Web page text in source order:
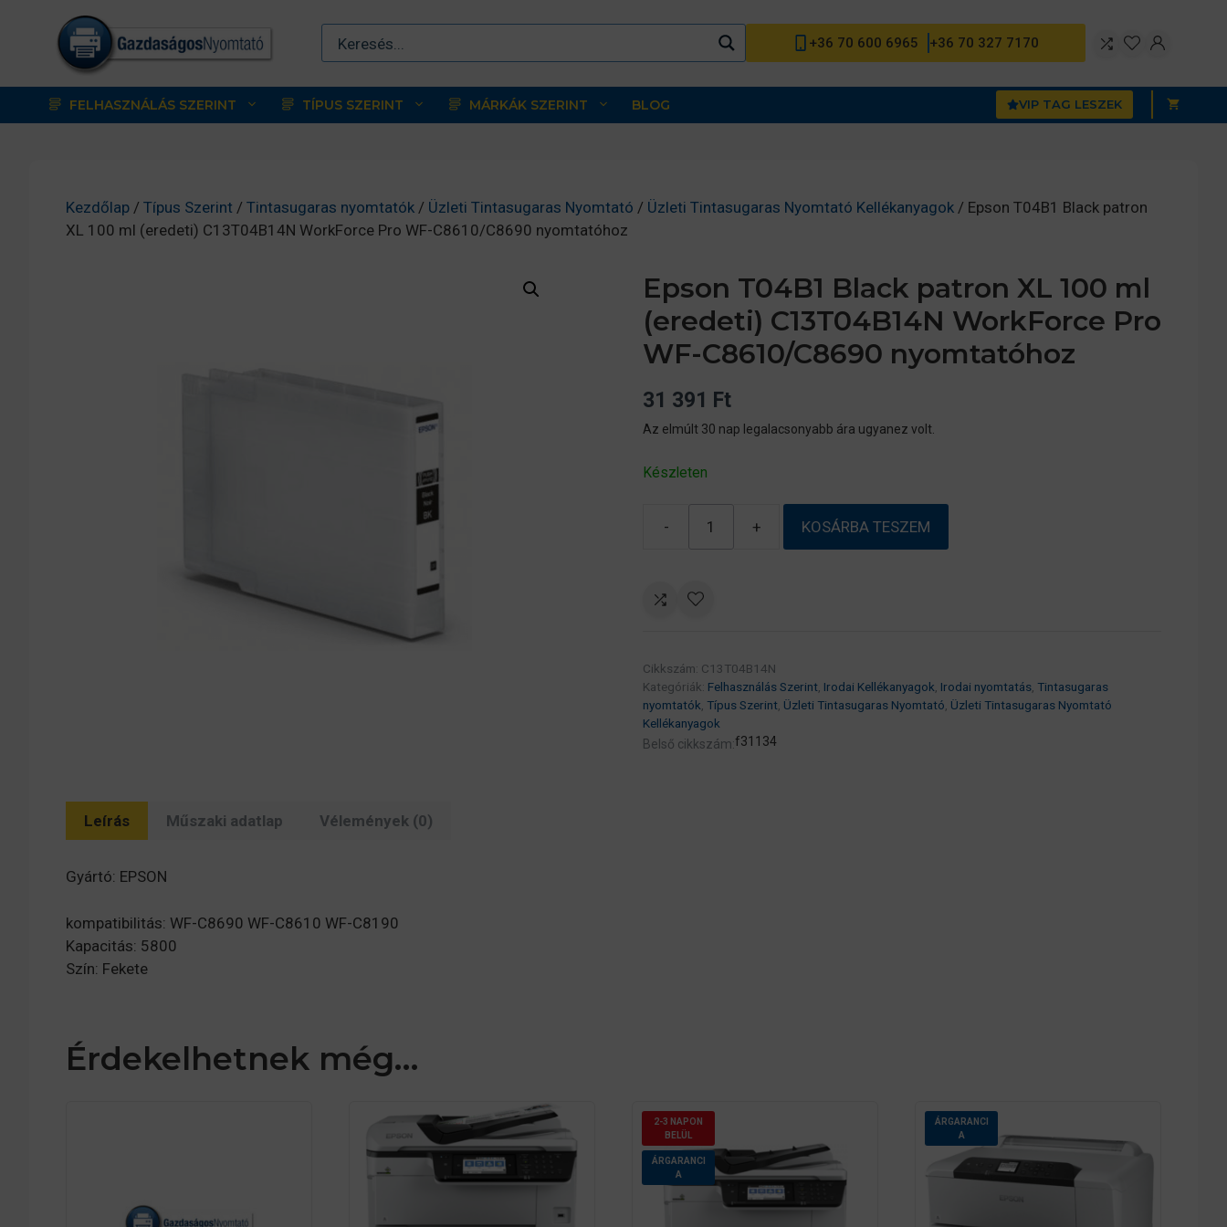
tartalomba
+36 70 600 6965 +36 70 327 7170
FELHASZNÁLÁS SZERINT TÍPUS SZERINT MÁRKÁK SZERINT BLOG VIP TAG LESZEK
Kezdőlap / Típus Szerint / Tintasugaras nyomtatók / Üzleti Tintasugaras Nyomtató / Üzleti Tintasugaras Nyomtató Kellékanyagok / Epson T04B1 Black patron
XL 100 ml (eredeti) C13T04B14N WorkForce Pro WF-C8610/C8690 nyomtatóhoz
Epson T04B1 Black patron XL 100 ml
(eredeti) C13T04B14N WorkForce Pro
WF-C8610/C8690 nyomtatóhoz
31 391 Ft
Az elmúlt 30 nap legalacsonyabb ára ugyanez volt.
Készleten
-
patron
ml
(eredeti)
C13T04B14N
WorkForce
+ KOSÁRBA TESZEM
Cikkszám: C13T04B14N
Kategóriák: Felhasználás Szerint, Irodai Kellékanyagok, Irodai nyomtatás, Tintasugaras
nyomtatók, Típus Szerint, Üzleti Tintasugaras Nyomtató, Üzleti Tintasugaras Nyomtató
Kellékanyagok
Belső cikkszám:f31134
Leírás Műszaki adatlap Vélemények (0)
Gyártó: EPSON
kompatibilitás: WF-C8690 WF-C8610 WF-C8190
Kapacitás: 5800
Szín: Fekete
Érdekelhetnek még…
2-3 NAPON
BELÜL
ÁRGARANCI
A
ÁRGARANCI
A